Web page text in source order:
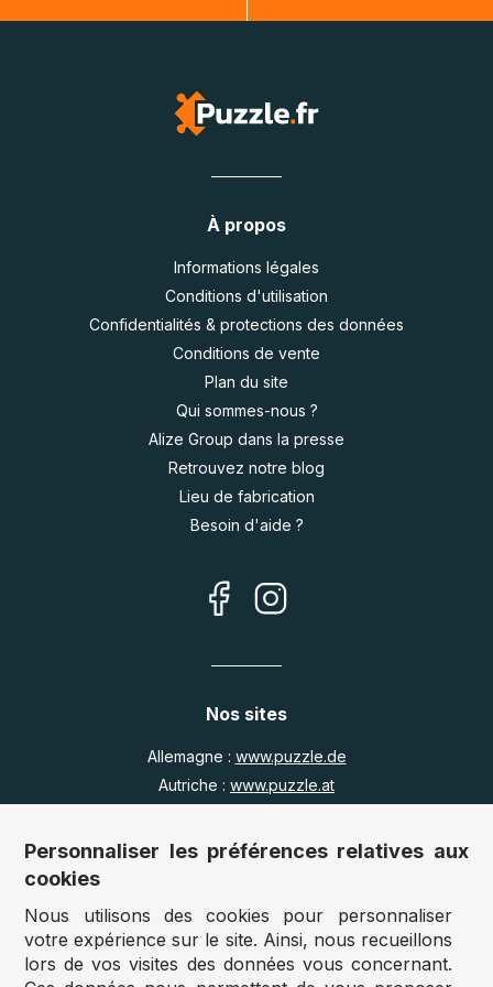
À propos
Informations légales
Conditions d'utilisation
Confidentialités & protections des données
Conditions de vente
Plan du site
Qui sommes-nous ?
Alize Group dans la presse
Retrouvez notre blog
Lieu de fabrication
Besoin d'aide ?
Nos sites
Allemagne : www.puzzle.de
Autriche : www.puzzle.at
Royaume Uni :
www.jigsawpuzzle.co.uk
Accès revendeurs / détaillants
Vous avez un magasin ?
Personnaliser les préférences relatives aux
cookies
Nous utilisons des cookies pour personnaliser
votre expérience sur le site. Ainsi, nous recueillons
lors de vos visites des données vous concernant.